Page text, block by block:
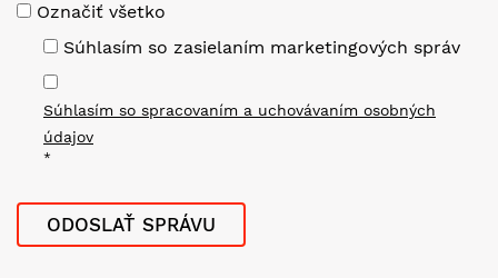
Označiť všetko
Súhlasím so zasielaním marketingových správ
Súhlasím so spracovaním a uchovávaním osobných
údajov
*